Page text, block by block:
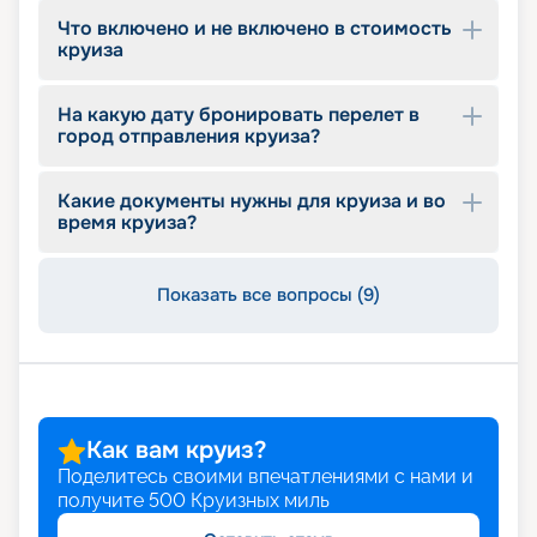
значимая информация. Если вы хотите купить
тур по более выгодной цене, воспользуйтесь
сайте и планируйте незабываемый отдых.
Что включено и не включено в стоимость
круиза
На какую дату бронировать перелет в
город отправления круиза?
Какие документы нужны для круиза и во
время круиза?
Показать все вопросы (9)
Как вам круиз?
Поделитесь своими впечатлениями с нами и
получите 500 Круизных миль